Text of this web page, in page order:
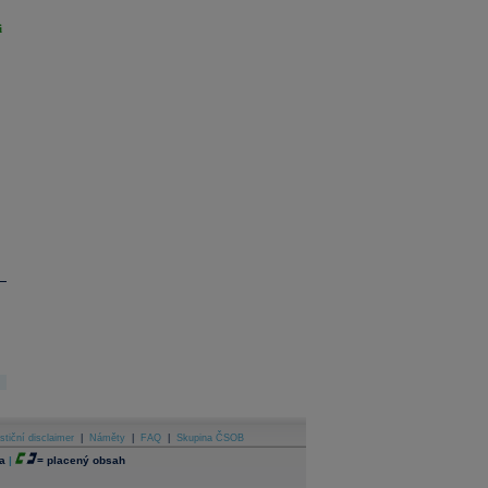
disclaimer Náměty FAQ Skupina ČSOB
| = placený obsah